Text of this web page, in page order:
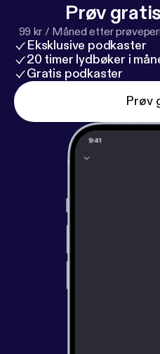
Prøv
99 kr / Måned etter
Eksklusive podkaster
20 timer lydbøker i
Gratis podkaster
Prøv